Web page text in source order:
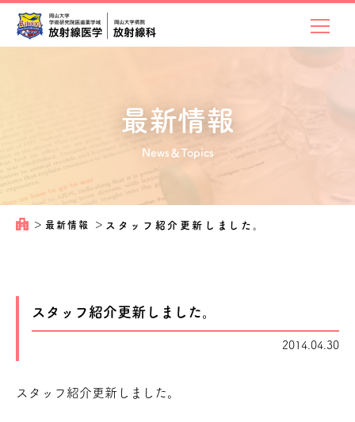
最新情報
News＆Topics
＞ 最新情報 ＞ スタッフ紹介更新しました。
スタッフ紹介更新しました。
2014.04.30
スタッフ紹介更新しました。